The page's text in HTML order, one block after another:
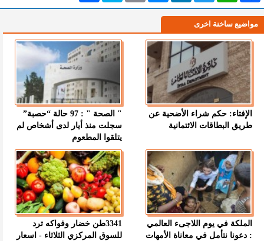
مواضيع ساخنة اخرى
الإفتاء: حكم شراء الأضحية عن
طريق البطاقات الائتمانية
" الصحة " : 97 حالة “حصبة”
سجلت منذ أيار لدى أشخاص لم
يتلقوا المطعوم
الملكة في يوم اللاجىء العالمي
: دعونا نتأمل في معاناة الأمهات
3341طن خضار وفواكه ترد
للسوق المركزي الثلاثاء - اسعار